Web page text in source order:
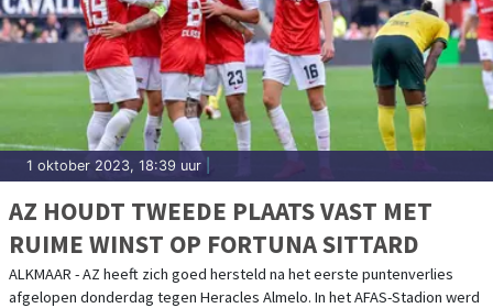
1 oktober 2023, 18:39 uur
AZ HOUDT TWEEDE PLAATS VAST MET
RUIME WINST OP FORTUNA SITTARD
ALKMAAR - AZ heeft zich goed hersteld na het eerste puntenverlies
afgelopen donderdag tegen Heracles Almelo. In het AFAS-Stadion werd